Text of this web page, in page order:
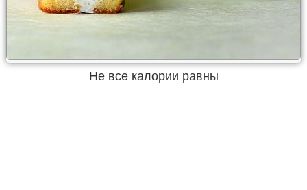
Не все калории равны